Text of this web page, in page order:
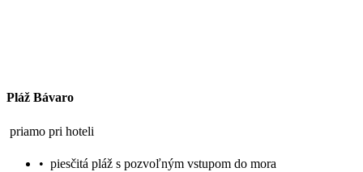
Pláž Bávaro
priamo pri hoteli
• piesčitá pláž s pozvoľným vstupom do mora